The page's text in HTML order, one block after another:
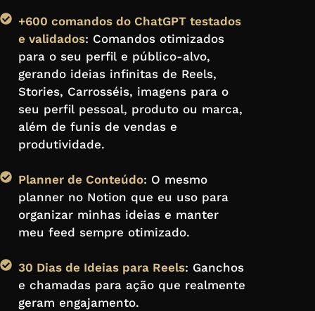
+600 comandos do ChatGPT testados
e validados: Comandos otimizados
para o seu perfil e público-alvo,
gerando ideias infinitas de Reels,
Stories, Carrosséis, imagens para o
seu perfil pessoal, produto ou marca,
além de funis de vendas e
produtividade.
Planner de Conteúdo: O mesmo
planner no Notion que eu uso para
organizar minhas ideias e manter
meu feed sempre otimizado.
30 Dias de Ideias para Reels: Ganchos
e chamadas para ação que realmente
geram engajamento.